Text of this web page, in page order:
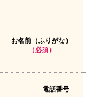
お名前（ふりがな）
（必須）
電話番号